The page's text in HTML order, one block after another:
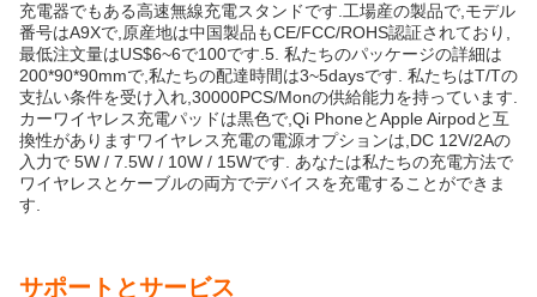
充電器でもある高速無線充電スタンドです.工場産の製品で,モデル
番号はA9Xで,原産地は中国製品もCE/FCC/ROHS認証されており,
最低注文量はUS$6~6で100です.5. 私たちのパッケージの詳細は
200*90*90mmで,私たちの配達時間は3~5daysです. 私たちはT/Tの
支払い条件を受け入れ,30000PCS/Monの供給能力を持っています.
カーワイヤレス充電パッドは黒色で,Qi PhoneとApple Airpodと互
換性がありますワイヤレス充電の電源オプションは,DC 12V/2Aの
入力で 5W / 7.5W / 10W / 15Wです. あなたは私たちの充電方法で
ワイヤレスとケーブルの両方でデバイスを充電することができま
す.
サポートとサービス